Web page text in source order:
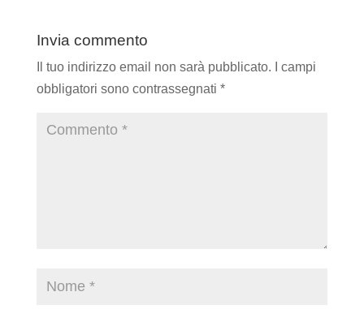
Invia commento
Il tuo indirizzo email non sarà pubblicato.
I campi
obbligatori sono contrassegnati *